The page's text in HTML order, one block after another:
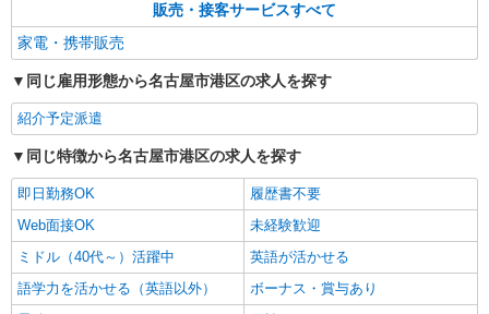
販売・接客サービスすべて
家電・携帯販売
同じ雇用形態から名古屋市港区の求人を探す
紹介予定派遣
同じ特徴から名古屋市港区の求人を探す
即日勤務OK
履歴書不要
Web面接OK
未経験歓迎
ミドル（40代～）活躍中
英語が活かせる
語学力を活かせる（英語以外）
ボーナス・賞与あり